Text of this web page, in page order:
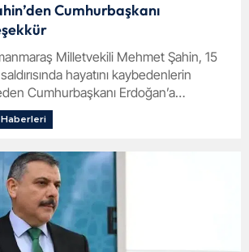
Cumhurbaşkanı
Milletvekili Mehmet Şahin, 15
hayatını kaybedenlerin
Cumhurbaşkanı Erdoğan’a
Haberleri